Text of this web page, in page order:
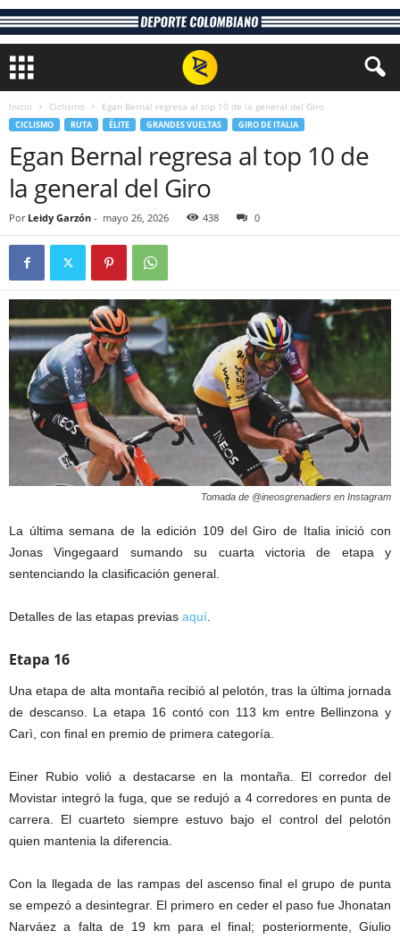
Inicio Ciclismo Egan Bernal regresa al top 10 de la general del Giro
CICLISMO RUTA ÉLITE GRANDES VUELTAS GIRO DE ITALIA
Egan Bernal regresa al top 10 de
la general del Giro
Por Leidy Garzón - mayo 26, 2026 438 0
Tomada de @ineosgrenadiers en Instagram
La última semana de la edición 109 del Giro de Italia inició con
Jonas Vingegaard sumando su cuarta victoria de etapa y
sentenciando la clasificación general.
Detalles de las etapas previas aquí
Etapa 16
Una etapa de alta montaña recibió al pelotón, tras la última jornada
de descanso. La etapa 16 contó con 113 km entre Bellinzona y
Carì, con final en premio de primera categoría.
Einer Rubio volió a destacarse en la montaña. El corredor del
Movistar integró la fuga, que se redujó a 4 corredores en punta de
carrera. El cuarteto siempre estuvo bajo el control del pelotón
quien mantenia la diferencia.
Con la llegada de las rampas del ascenso final el grupo de punta
se empezó a desintegrar. El primero en ceder el paso fue Jhonatan
Narváez a falta de 19 km para el final; posteriormente, Giulio